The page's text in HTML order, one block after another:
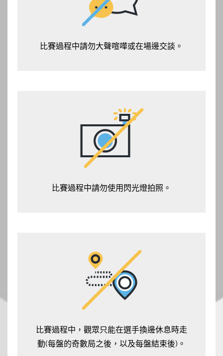
比賽過程中請勿大聲喧嘩或在場邊交談。
比賽過程中請勿使用閃光燈拍照。
比賽過程中，觀眾只能在選手換邊休息時走
動(每盤的奇數局之後，以及每盤結束後)。